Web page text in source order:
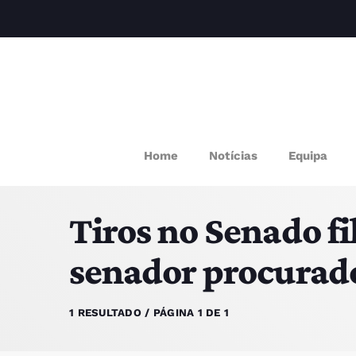
Home Notícias Equipa
Tiros no Senado
senador
1 RESULTADO / PÁGINA 1 DE 1